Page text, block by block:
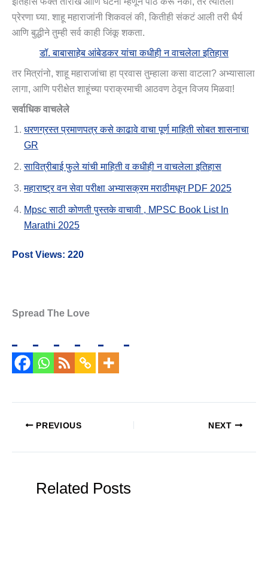
प्रेरणा घ्या. शाहू महाराजांनी शिकवलं की, कितीही संकटं आली तरी धैर्य
आणि बुद्धीने तुम्ही सर्व काही जिंकू शकता.
डॉ. बाबासाहेब आंबेडकर यांचा कधीही न वाचलेला इतिहास
तर मित्रांनो, शाहू महाराजांचा हा प्रवास तुम्हाला कसा वाटला? अभ्यासाला
लागा, आणि परीक्षेत शाहूंच्या पराक्रमाची आठवण ठेवून विजय मिळवा!
सर्वाधिक वाचलेले
धरणग्रस्त प्रमाणपत्र कसे काढावे वाचा पूर्ण माहिती सोबत शासनाचा
GR
सावित्रीबाई फुले यांची माहिती व कधीही न वाचलेला इतिहास
महाराष्ट्र वन सेवा परीक्षा अभ्यासक्रम मराठीमधून PDF 2025
Mpsc साठी कोणती पुस्तके वाचावी , MPSC Book List In
Marathi 2025
Post Views: 220
Spread The Love
PREVIOUS NEXT
Related Posts